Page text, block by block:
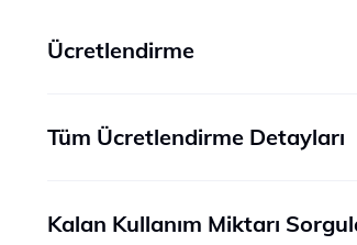
Ücretlendirme
Tüm Ücretlendirme Detayları
Kalan Kullanım Miktarı